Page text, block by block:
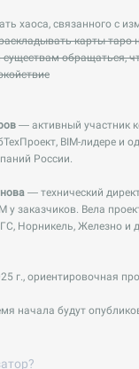
хаоса, связанного с
карты таро
существам обращаться,
— активный участник
BIM-лидере и
России.
— технический
у заказчиков. Вела
Норникель, Железно и
г., ориентировочная
начала будут